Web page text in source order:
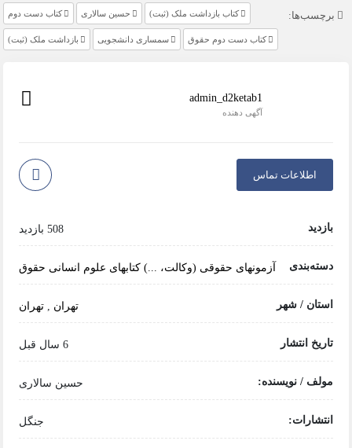
برچسب‌ها: کتاب بازداشت ملک (ثبت) حسین سالاری کتاب دست دوم
کتاب دست دوم حقوق سمساری دانشجویی بازداشت ملک (ثبت)
admin_d2ketab1
آگهی دهنده
اطلاعات تماس
بازدید 508 بازدید
دسته‌بندی آزمونهای حقوقی (وکالت، ...) کتابهای علوم انسانی حقوق
استان / شهر تهران , تهران
تاریخ انتشار 6 سال قبل
مولف / نویسنده: حسین سالاری
انتشارات: جنگل